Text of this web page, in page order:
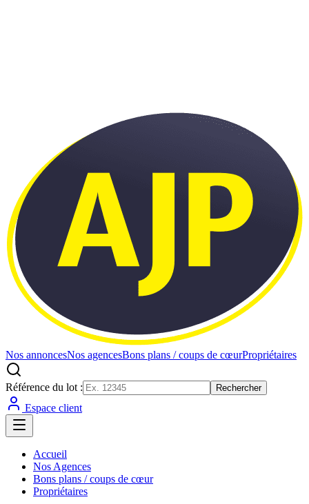
Nos annoncesNos agencesBons plans / coups de cœurPropriétaires
Référence du lot : Rechercher
Espace client
Accueil
Nos Agences
Bons plans / coups de cœur
Propriétaires